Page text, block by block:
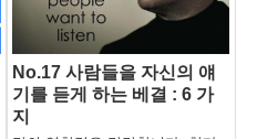
No.17 사람들을 자신의 얘
기를 듣게 하는 베결 : 6 가
지